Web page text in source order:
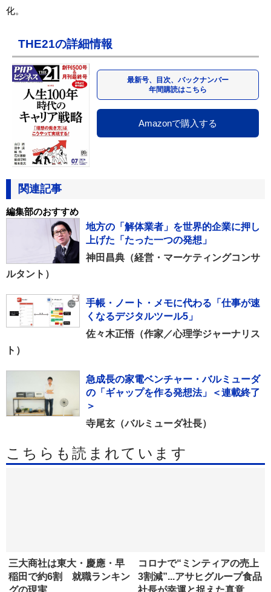
化。
THE21の詳細情報
最新号、目次、バックナンバー
年間購読はこちら
Amazonで購入する
関連記事
編集部のおすすめ
地方の「解体業者」を世界的企業に押し
上げた「たった一つの発想」
神田昌典（経営・マーケティングコンサ
ルタント）
手帳・ノート・メモに代わる「仕事が速
くなるデジタルツール5」
佐々木正悟（作家／心理学ジャーナリス
ト）
急成長の家電ベンチャー・バルミューダ
の「ギャップを作る発想法」＜連載終了
＞
寺尾玄（バルミューダ社長）
こちらも読まれています
三大商社は東大・慶應・早
稲田で約6割 就職ランキン
コロナで“ミンティアの売上
3割減”...アサヒグループ食品